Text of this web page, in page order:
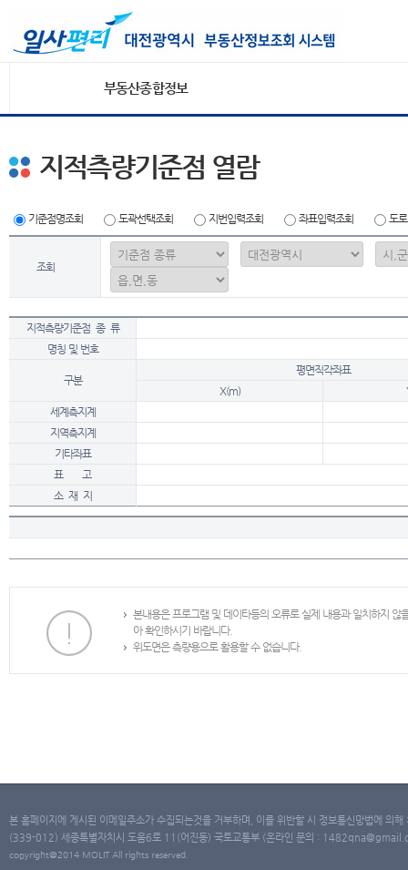
부동산종합정보
지적측량기준점 열람
기준점명조회 도곽선택조회 지번입력조회 좌표입력조회 도
조회
지적측량기준점 종 류
명칭 및 번호
구분
평면직각좌표
X(m)
세계측지계
지역측지계
기타좌표
표 고
소 재 지
본내용은 프로그램 및 데이타등의 오류로 실제 내용과 일치하지
아 확인하시기 바랍니다.
위도면은 측량용으로 활용할 수 없습니다.
본 홈페이지에 게시된 이메일주소가 수집되는것을 거부하며, 이를 위반할 시 정보통신망법에 의
(339-012) 세종특별자치시 도움6로 11(어진동) 국토교통부 (온라인 문의 :
copyright@2014 MOLIT All rights reserved.